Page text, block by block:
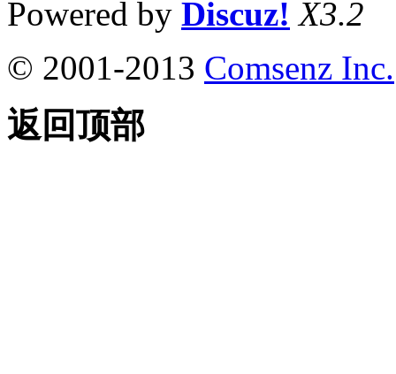
Powered by Discuz! X3.2
© 2001-2013 Comsenz Inc.
返回顶部